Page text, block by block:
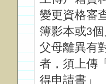
變更資格審
簿影本或3
父母離異有
者，須上傳
得申請書」